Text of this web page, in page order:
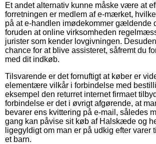
Et andet alternativ kunne måske være at
forretningen er medlem af e-mærket,
på at e-handlen imødekommer gældende
foruden at online virksomheden
jurister som kender lovgivningen.
chance for at blive assisteret, såfremt du
med dit indkøb.
Tilsvarende er det fornuftigt at køber er
elementære vilkår i forbindelse med
eksempel den returret internet firmaet
forbindelse er det i øvrigt afgørende, at
bevarer ens kvittering på e-mail, således
gang kan påvise sit køb af Halskæde og
ligegyldigt om man er på udkig efter varer
et barn.